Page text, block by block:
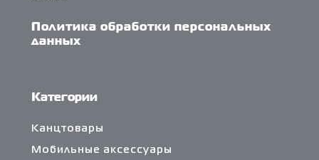
Политика обработки персональных
данных
Категории
Канцтовары
Мобильные аксессуары